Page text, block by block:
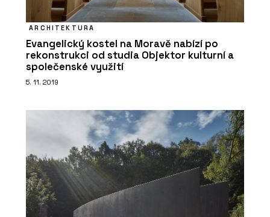
Střešní taška V9 Tondach -
wienerberger
PRODUKTY
Lícové cihly a obkladové pásky Terca
- wienerberger
ARCHITEKTURA
Evangelický kostel na Moravě nabízí po
rekonstrukci od studia Objektor kulturní a
společenské využití
5. 11. 2019